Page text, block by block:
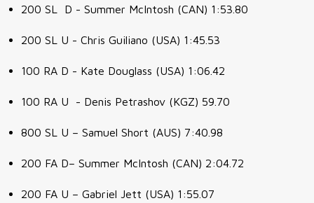
200 SL D - Summer McIntosh (CAN) 1:53.80
200 SL U - Chris Guiliano (USA) 1:45.53
100 RA D - Kate Douglass (USA) 1:06.42
100 RA U - Denis Petrashov (KGZ) 59.70
800 SL U – Samuel Short (AUS) 7:40.98
200 FA D– Summer McIntosh (CAN) 2:04.72
200 FA U – Gabriel Jett (USA) 1:55.07